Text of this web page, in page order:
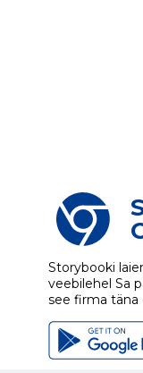
Storybooki
veebilehel Sa
see firma täna